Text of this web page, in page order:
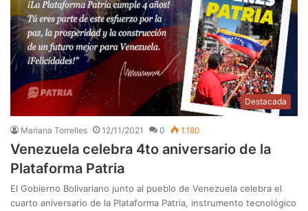
Destacada
Mariana Torrelles 12/11/2021 0 1.180
Venezuela celebra 4to aniversario de la
Plataforma Patria
El Gobierno Bolivariano junto al pueblo de Venezuela celebra el
cuarto aniversario de la Plataforma Patria, instrumento tecnológico